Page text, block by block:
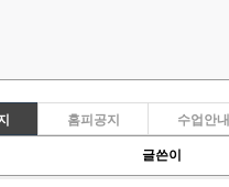
홈피공지 수업안내
글쓴이